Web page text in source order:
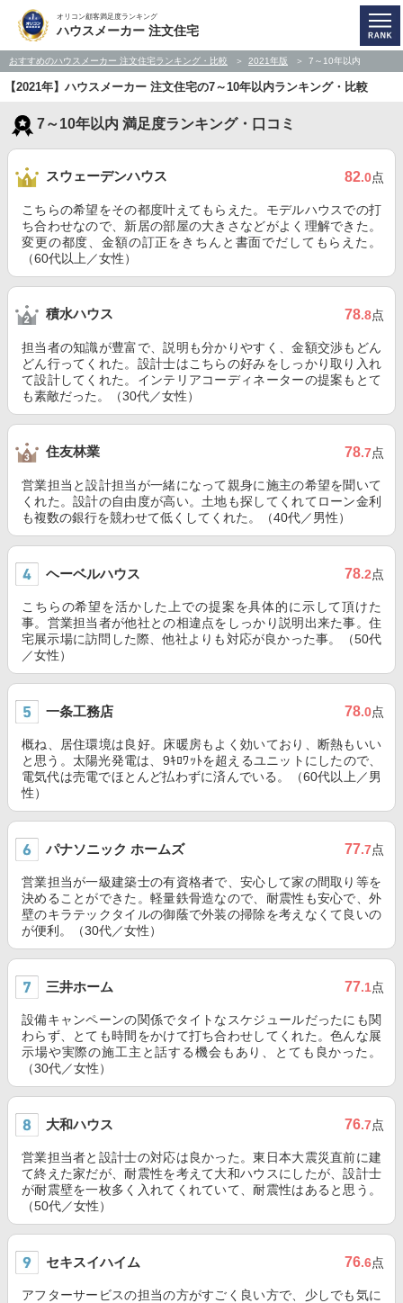
オリコン顧客満足度ランキング
ハウスメーカー 注文住宅
おすすめのハウスメーカー 注文住宅ランキング・比較 2021年版 7～10年以内
【2021年】ハウスメーカー 注文住宅の7～10年以内ランキング・比較
7～10年以内 満足度ランキング・口コミ
スウェーデンハウス 82.0点
こちらの希望をその都度叶えてもらえた。モデルハウスでの打
ち合わせなので、新居の部屋の大きさなどがよく理解できた。
変更の都度、金額の訂正をきちんと書面でだしてもらえた。
（60代以上／女性）
積水ハウス 78.8点
担当者の知識が豊富で、説明も分かりやすく、金額交渉もどん
どん行ってくれた。設計士はこちらの好みをしっかり取り入れ
て設計してくれた。インテリアコーディネーターの提案もとて
も素敵だった。（30代／女性）
住友林業 78.7点
営業担当と設計担当が一緒になって親身に施主の希望を聞いて
くれた。設計の自由度が高い。土地も探してくれてローン金利
も複数の銀行を競わせて低くしてくれた。（40代／男性）
ヘーベルハウス 78.2点
こちらの希望を活かした上での提案を具体的に示して頂けた
事。営業担当者が他社との相違点をしっかり説明出来た事。住
宅展示場に訪問した際、他社よりも対応が良かった事。（50代
／女性）
一条工務店 78.0点
概ね、居住環境は良好。床暖房もよく効いており、断熱もいい
と思う。太陽光発電は、9ｷﾛﾜｯﾄを超えるユニットにしたので、
電気代は売電でほとんど払わずに済んでいる。（60代以上／男
性）
パナソニック ホームズ 77.7点
営業担当が一級建築士の有資格者で、安心して家の間取り等を
決めることができた。軽量鉄骨造なので、耐震性も安心で、外
壁のキラテックタイルの御蔭で外装の掃除を考えなくて良いの
が便利。（30代／女性）
三井ホーム 77.1点
設備キャンペーンの関係でタイトなスケジュールだったにも関
わらず、とても時間をかけて打ち合わせしてくれた。色んな展
示場や実際の施工主と話する機会もあり、とても良かった。
（30代／女性）
大和ハウス 76.7点
営業担当者と設計士の対応は良かった。東日本大震災直前に建
て終えた家だが、耐震性を考えて大和ハウスにしたが、設計士
が耐震壁を一枚多く入れてくれていて、耐震性はあると思う。
（50代／女性）
セキスイハイム 76.6点
アフターサービスの担当の方がすごく良い方で、少しでも気に